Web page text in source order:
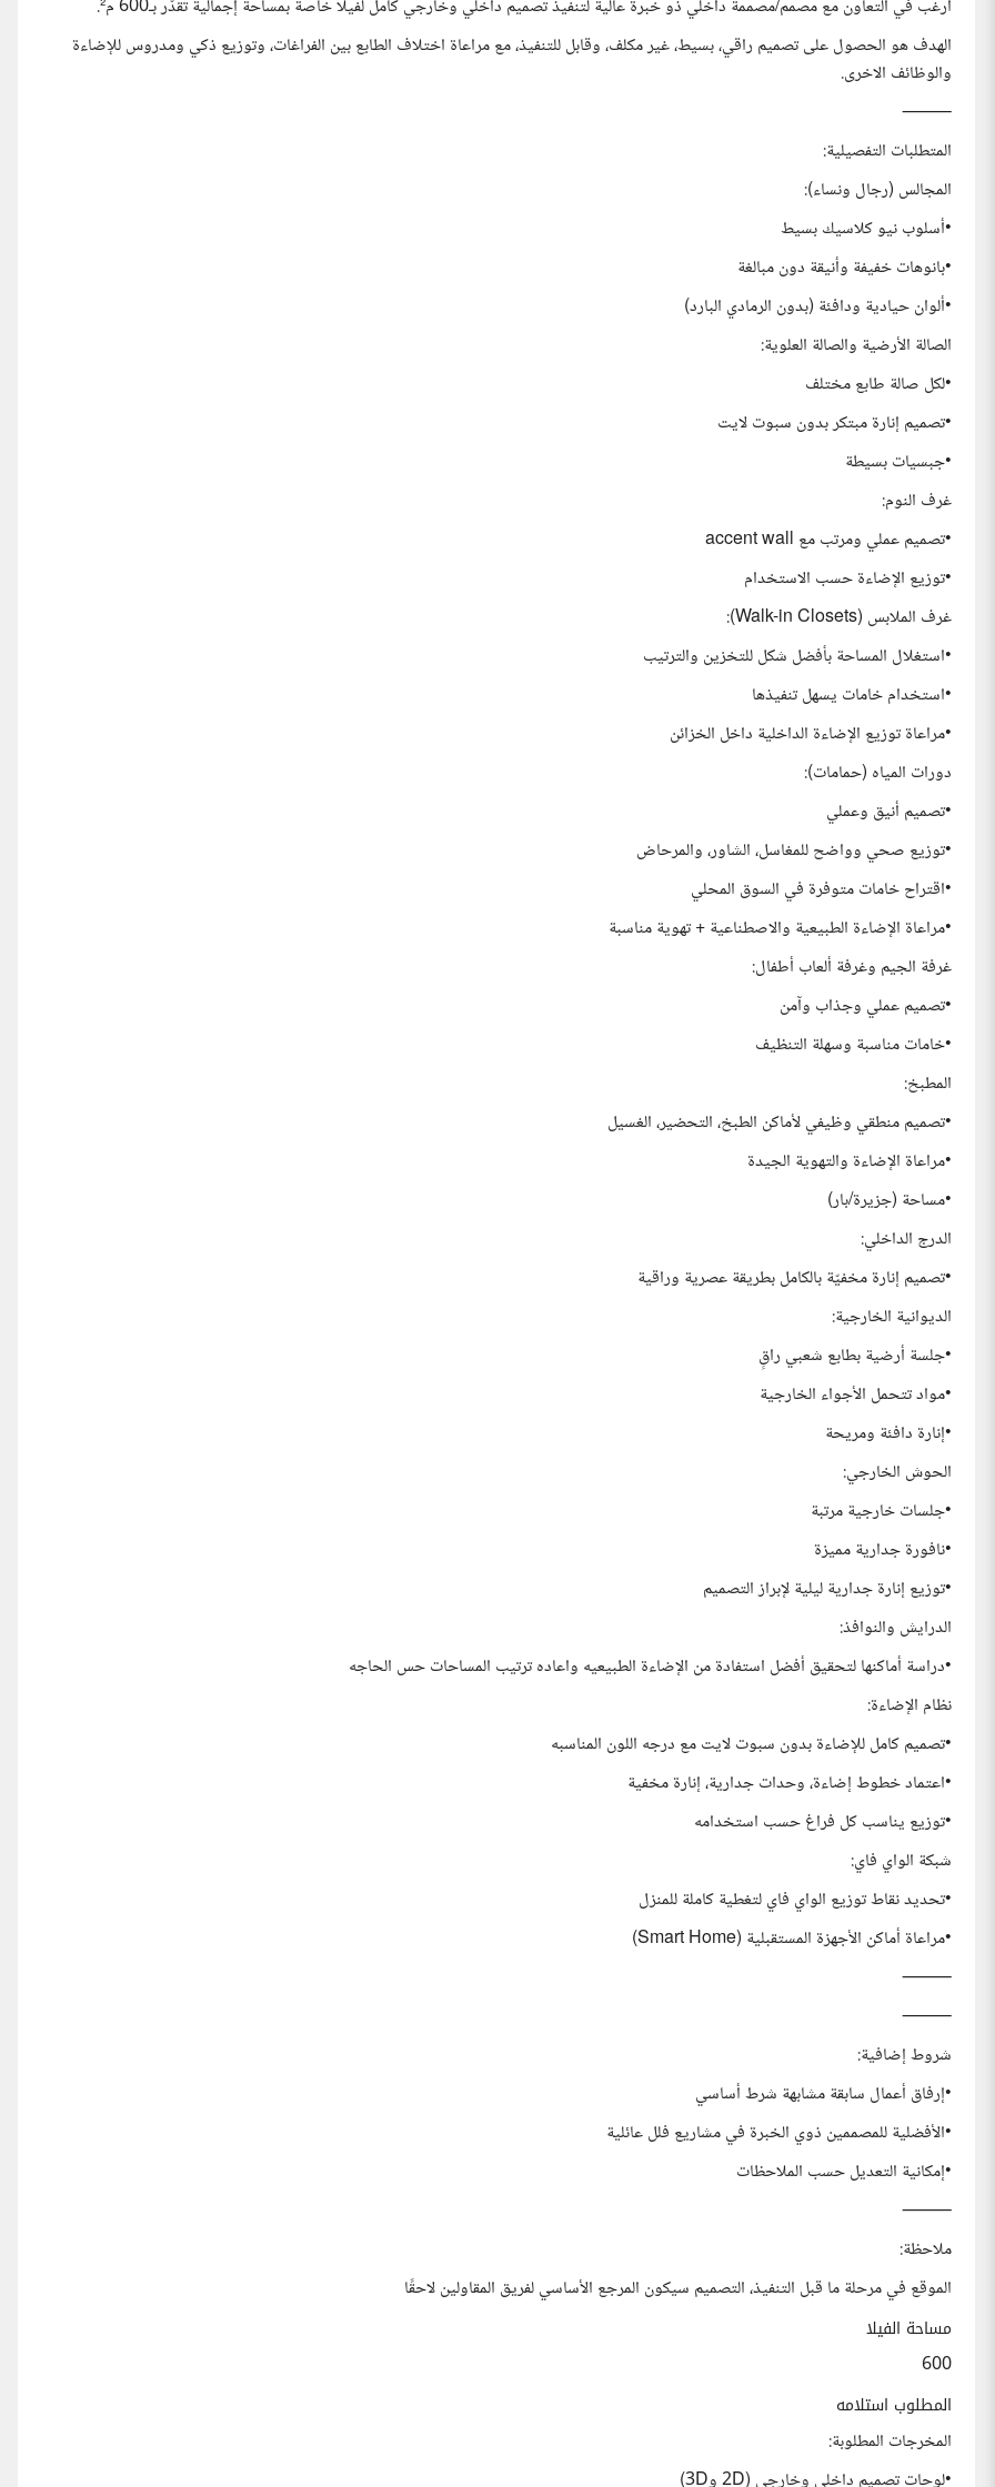
أرغب في التعاون مع مصمم/مصممة داخلي ذو خبرة عالية لتنفيذ تصميم داخلي وخارجي كامل لفيلا خاصة بمساحة إجمالية تُقدّر بـ600 م².
الهدف هو الحصول على تصميم راقي، بسيط، غير مكلف، وقابل للتنفيذ، مع مراعاة اختلاف الطابع بين الفراغات، وتوزيع ذكي ومدروس للإضاءة
والوظائف الاخرى.
⸻
المتطلبات التفصيلية:
المجالس (رجال ونساء):
•أسلوب نيو كلاسيك بسيط
•بانوهات خفيفة وأنيقة دون مبالغة
•ألوان حيادية ودافئة (بدون الرمادي البارد)
الصالة الأرضية والصالة العلوية:
•لكل صالة طابع مختلف
•تصميم إنارة مبتكر بدون سبوت لايت
•جبسيات بسيطة
غرف النوم:
•تصميم عملي ومرتب مع accent wall
•توزيع الإضاءة حسب الاستخدام
غرف الملابس (Walk-in Closets):
•استغلال المساحة بأفضل شكل للتخزين والترتيب
•استخدام خامات يسهل تنفيذها
•مراعاة توزيع الإضاءة الداخلية داخل الخزائن
دورات المياه (حمامات):
•تصميم أنيق وعملي
•توزيع صحي وواضح للمغاسل، الشاور، والمرحاض
•اقتراح خامات متوفرة في السوق المحلي
•مراعاة الإضاءة الطبيعية والاصطناعية + تهوية مناسبة
غرفة الجيم وغرفة ألعاب أطفال:
•تصميم عملي وجذاب وآمن
•خامات مناسبة وسهلة التنظيف
المطبخ:
•تصميم منطقي وظيفي لأماكن الطبخ، التحضير، الغسيل
•مراعاة الإضاءة والتهوية الجيدة
•مساحة (جزيرة/بار)
الدرج الداخلي:
•تصميم إنارة مخفيّة بالكامل بطريقة عصرية وراقية
الديوانية الخارجية:
•جلسة أرضية بطابع شعبي راقٍ
•مواد تتحمل الأجواء الخارجية
•إنارة دافئة ومريحة
الحوش الخارجي:
•جلسات خارجية مرتبة
•نافورة جدارية مميزة
•توزيع إنارة جدارية ليلية لإبراز التصميم
الدرايش والنوافذ:
•دراسة أماكنها لتحقيق أفضل استفادة من الإضاءة الطبيعيه واعاده ترتيب المساحات حس الحاجه
نظام الإضاءة:
•تصميم كامل للإضاءة بدون سبوت لايت مع درجه اللون المناسبه
•اعتماد خطوط إضاءة، وحدات جدارية، إنارة مخفية
•توزيع يناسب كل فراغ حسب استخدامه
شبكة الواي فاي:
•تحديد نقاط توزيع الواي فاي لتغطية كاملة للمنزل
•مراعاة أماكن الأجهزة المستقبلية (Smart Home)
⸻
⸻
شروط إضافية:
•إرفاق أعمال سابقة مشابهة شرط أساسي
•الأفضلية للمصممين ذوي الخبرة في مشاريع فلل عائلية
•إمكانية التعديل حسب الملاحظات
⸻
ملاحظة:
الموقع في مرحلة ما قبل التنفيذ، التصميم سيكون المرجع الأساسي لفريق المقاولين لاحقًا
مساحة الفيلا
600
المطلوب استلامه
المخرجات المطلوبة:
•لوحات تصميم داخلي وخارجي (2D و3D)